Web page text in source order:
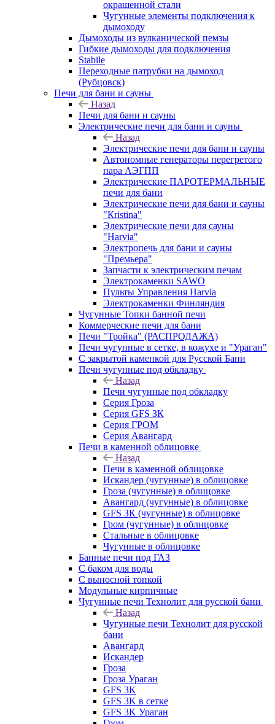
окрашенной стали
Чугунные элементы подключения к
дымоходу
Дымоходы из вулканической пемзы
Гибкие дымоходы для подключения
Stabile
Переходные патрубки на дымоход
(Рубцовск)
Печи для бани и сауны
Назад
Печи для бани и сауны
Электрические печи для бани и сауны
Назад
Электрические печи для бани и сауны
Автономные генераторы перегретого
пара АЭГПП
Электрические ПАРОТЕРМАЛЬНЫЕ
печи для бани
Электрические печи для бани и сауны
"Кristina"
Электрические печи для сауны
"Harvia"
Электропечь для бани и сауны
"Премьера"
Запчасти к электрическим печам
Электрокаменки SAWO
Пульты Управления Harvia
Электрокаменки Финляндия
Чугунные Топки банной печи
Коммерческие печи для бани
Печи "Тройка" (РАСПРОДАЖА)
Печи чугунные в сетке, в кожухе и "Ураган"
С закрытой каменкой для Русской Бани
Печи чугунные под обкладку
Назад
Печи чугунные под обкладку
Серия Гроза
Серия GFS ЗК
Серия ГРОМ
Серия Авангард
Печи в каменной облицовке
Назад
Печи в каменной облицовке
Искандер (чугунные) в облицовке
Гроза (чугунные) в облицовке
Авангард (чугунные) в облицовке
GFS ЗК (чугунные) в облицовке
Гром (чугунные) в облицовке
Стальные в облицовке
Чугунные в облицовке
Банные печи под ГАЗ
С баком для воды
С выносной топкой
Модульные кирпичные
Чугунные печи Технолит для русской бани
Назад
Чугунные печи Технолит для русской
бани
Авангард
Искандер
Гроза
Гроза Ураган
GFS 3K
GFS 3K в сетке
GFS 3K Ураган